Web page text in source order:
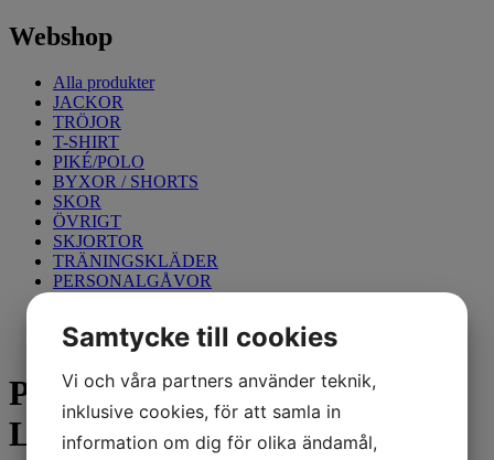
Webshop
Alla produkter
JACKOR
TRÖJOR
T-SHIRT
PIKÉ/POLO
BYXOR / SHORTS
SKOR
ÖVRIGT
SKJORTOR
TRÄNINGSKLÄDER
PERSONALGÅVOR
Prime Polosweater Svart/Röd
L
Samtycke till cookies
Vi och våra partners använder teknik,
inklusive cookies, för att samla in
information om dig för olika ändamål,